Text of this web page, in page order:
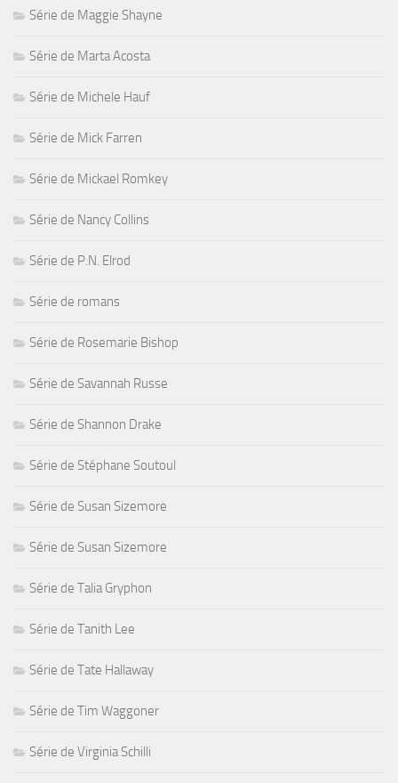
Série de Maggie Shayne
Série de Marta Acosta
Série de Michele Hauf
Série de Mick Farren
Série de Mickael Romkey
Série de Nancy Collins
Série de P.N. Elrod
Série de romans
Série de Rosemarie Bishop
Série de Savannah Russe
Série de Shannon Drake
Série de Stéphane Soutoul
Série de Susan Sizemore
Série de Susan Sizemore
Série de Talia Gryphon
Série de Tanith Lee
Série de Tate Hallaway
Série de Tim Waggoner
Série de Virginia Schilli